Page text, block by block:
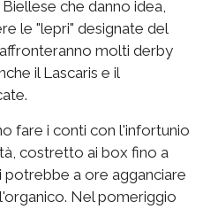
che danno idea,
le "lepri" designate del
molti derby
il Lascaris e il
fare i conti con l'infortunio
costretto ai box fino a
a ore agganciare
Nel pomeriggio